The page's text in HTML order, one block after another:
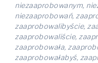
niezaaprobowanym,
niezaaprobowań,
zaaprobowalibyście,
zaaprobowaliście,
zaaprobowała,
zaaprobowałabyś,